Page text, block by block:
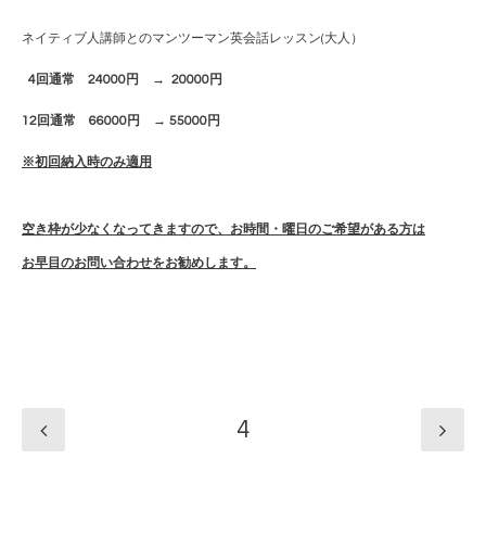
ネイティブ人講師とのマンツーマン英会話レッスン(大人）
4回通常 24000円 → 20000円
12回通常 66000円 → 55000円
※初回納入時のみ適用
空き枠が少なくなってきますので、お時間・曜日のご希望がある方は
お早目のお問い合わせをお勧めします。
4